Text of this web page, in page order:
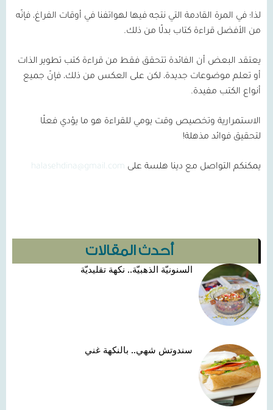
أحدث المقالات
السنونيّة الذهبيّة.. نكهة تقليديّة
سندوتش شهي.. بالنكهة غني
لذا؛ في المرة القادمة التي نتجه فيها لهواتفنا في أوقات الفراغ، فإنّه
من الأفضل قراءة كتاب بدلًا من ذلك.
يعتقد البعض أن الفائدة تتحقق فقط من قراءة كتب تطوير الذات
أو تعلم موضوعات جديدة، لكن على العكس من ذلك، فإنّ جميع
أنواع الكتب مفيدة.
الاستمرارية وتخصيص وقت يومي للقراءة هو ما يؤدي فعلًا
لتحقيق فوائد مذهلة!
يمكنكم التواصل مع دينا هلسة على halasehdina@gmail.com